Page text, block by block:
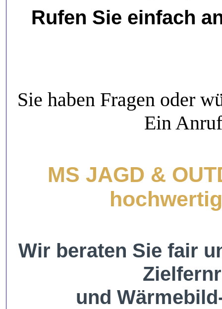
Rufen Sie einfach
Sie haben Fragen oder
Ein
MS JAGD &
Wir beraten Sie fair
und